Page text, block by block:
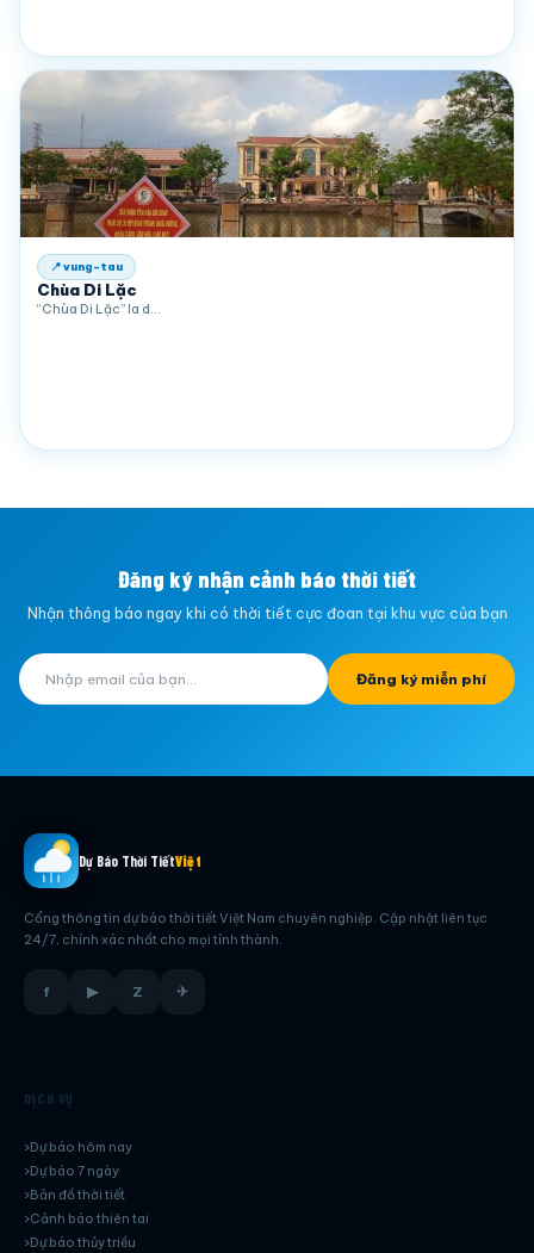
📍 vung-tau
Chùa Di Lặc
“Chùa Di Lặc” la d…
Đăng ký nhận cảnh báo thời tiết
Nhận thông báo ngay khi có thời tiết cực đoan tại khu vực của bạn
Đăng ký miễn phí
Dự Báo Thời TiếtViệt
Cổng thông tin dự báo thời tiết Việt Nam chuyên nghiệp. Cập nhật liên tục
24/7, chính xác nhất cho mọi tỉnh thành.
f ▶ Z ✈
DỊCH VỤ
Dự báo hôm nay
Dự báo 7 ngày
Bản đồ thời tiết
Cảnh báo thiên tai
Dự báo thủy triều